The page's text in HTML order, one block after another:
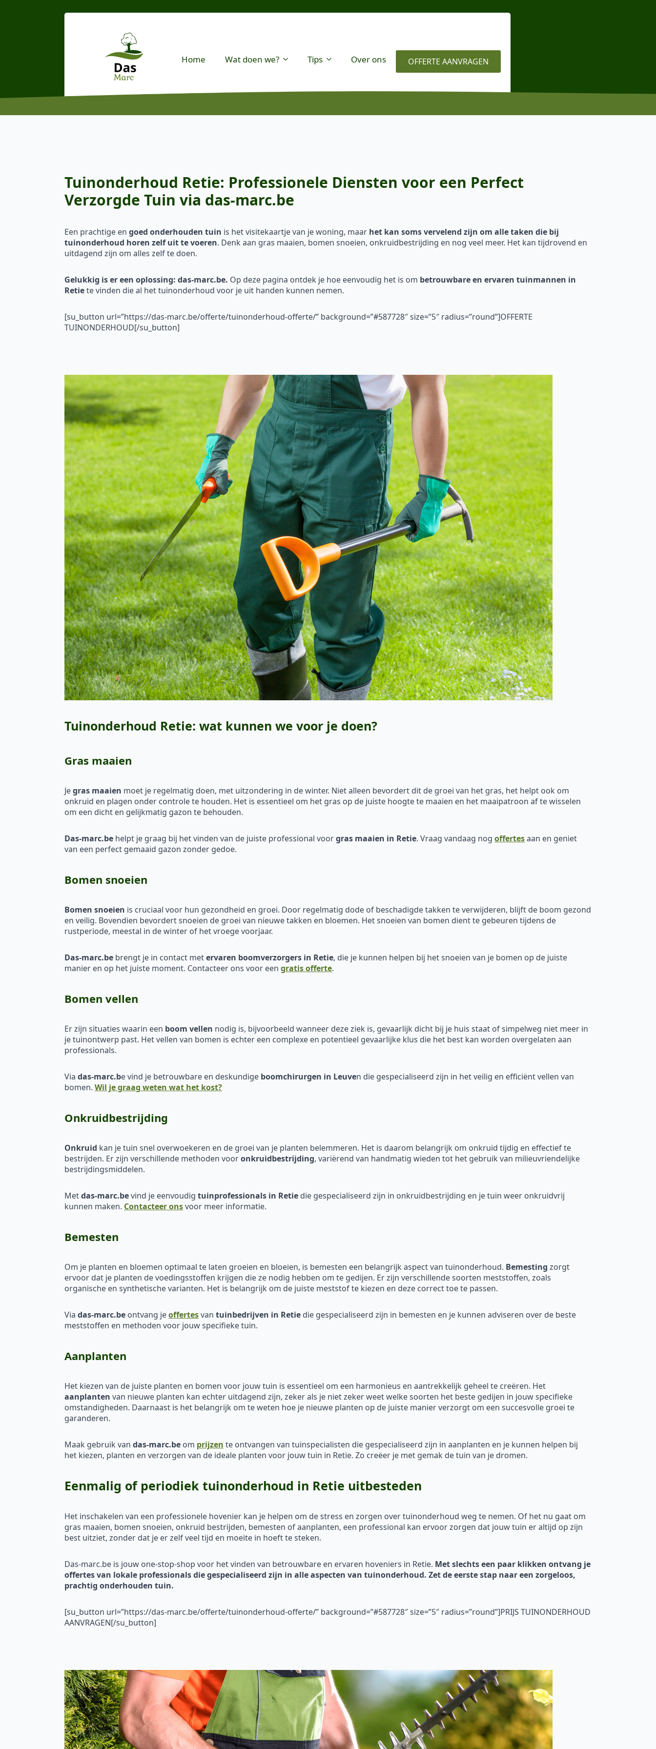
Home Wat doen we? Tips Over ons OFFERTE AANVRAGEN
Tuinonderhoud Retie: Professionele Diensten voor een Perfect
Verzorgde Tuin via das-marc.be
Een prachtige en goed onderhouden tuin is het visitekaartje van je woning, maar het kan soms vervelend zijn om alle taken die bij
tuinonderhoud horen zelf uit te voeren. Denk aan gras maaien, bomen snoeien, onkruidbestrijding en nog veel meer. Het kan tijdrovend en
uitdagend zijn om alles zelf te doen.
Gelukkig is er een oplossing: das-marc.be. Op deze pagina ontdek je hoe eenvoudig het is om betrouwbare en ervaren tuinmannen in
Retiete vinden die al het tuinonderhoud voor je uit handen kunnen nemen.
[su_button url=”https://das-marc.be/offerte/tuinonderhoud-offerte/” background=”#587728″ size=”5″ radius=”round”]OFFERTE
TUINONDERHOUD[/su_button]
Tuinonderhoud Retie: wat kunnen we voor je doen?
Gras maaien
Jegras maaien moet je regelmatig doen, met uitzondering in de winter. Niet alleen bevordert dit de groei van het gras, het helpt ook om
onkruid en plagen onder controle te houden. Het is essentieel om het gras op de juiste hoogte te maaien en het maaipatroon af te wisselen
om een dicht en gelijkmatig gazon te behouden.
Das-marc.be helpt je graag bij het vinden van de juiste professional voorgras maaien in Retie. Vraag vandaag nog offertesaan en geniet
van een perfect gemaaid gazon zonder gedoe.
Bomen snoeien
Bomen snoeien is cruciaal voor hun gezondheid en groei. Door regelmatig dode of beschadigde takken te verwijderen, blijft de boom gezond
en veilig. Bovendien bevordert snoeien de groei van nieuwe takken en bloemen. Het snoeien van bomen dient te gebeuren tijdens de
rustperiode, meestal in de winter of het vroege voorjaar.
Das-marc.be brengt je in contact metervaren boomverzorgers in Retie, die je kunnen helpen bij het snoeien van je bomen op de juiste
manier en op het juiste moment. Contacteer ons voor een gratis offerte.
Bomen vellen
Er zijn situaties waarin een boom vellen nodig is, bijvoorbeeld wanneer deze ziek is, gevaarlijk dicht bij je huis staat of simpelweg niet meer in
je tuinontwerp past. Het vellen van bomen is echter een complexe en potentieel gevaarlijke klus die het best kan worden overgelaten aan
professionals.
Via das-marc.be vind je betrouwbare en deskundige boomchirurgen in Leuven die gespecialiseerd zijn in het veilig en efficiënt vellen van
bomen. Wil je graag weten wat het kost?
Onkruidbestrijding
Onkruid kan je tuin snel overwoekeren en de groei van je planten belemmeren. Het is daarom belangrijk om onkruid tijdig en effectief te
bestrijden. Er zijn verschillende methoden vooronkruidbestrijding, variërend van handmatig wieden tot het gebruik van milieuvriendelijke
bestrijdingsmiddelen.
Metdas-marc.bevind je eenvoudig tuinprofessionals in Retie die gespecialiseerd zijn in onkruidbestrijding en je tuin weer onkruidvrij
kunnen maken. Contacteer onsvoor meer informatie.
Bemesten
Om je planten en bloemen optimaal te laten groeien en bloeien, is bemesten een belangrijk aspect van tuinonderhoud. Bemesting zorgt
ervoor dat je planten de voedingsstoffen krijgen die ze nodig hebben om te gedijen. Er zijn verschillende soorten meststoffen, zoals
organische en synthetische varianten. Het is belangrijk om de juiste meststof te kiezen en deze correct toe te passen.
Via das-marc.be ontvang jeoffertesvan tuinbedrijven in Retie die gespecialiseerd zijn in bemesten en je kunnen adviseren over de beste
meststoffen en methoden voor jouw specifieke tuin.
Aanplanten
Het kiezen van de juiste planten en bomen voor jouw tuin is essentieel om een harmonieus en aantrekkelijk geheel te creëren. Het
aanplanten van nieuwe planten kan echter uitdagend zijn, zeker als je niet zeker weet welke soorten het beste gedijen in jouw specifieke
omstandigheden. Daarnaast is het belangrijk om te weten hoe je nieuwe planten op de juiste manier verzorgt om een succesvolle groei te
garanderen.
Maak gebruik van das-marc.be om prijzen te ontvangen van tuinspecialisten die gespecialiseerd zijn in aanplanten en je kunnen helpen bij
het kiezen, planten en verzorgen van de ideale planten voor jouw tuin in Retie. Zo creëer je met gemak de tuin van je dromen.
Eenmalig of periodiek tuinonderhoud in Retie uitbesteden
Het inschakelen van een professionele hovenier kan je helpen om de stress en zorgen over tuinonderhoud weg te nemen. Of het nu gaat om
gras maaien, bomen snoeien, onkruid bestrijden, bemesten of aanplanten, een professional kan ervoor zorgen dat jouw tuin er altijd op zijn
best uitziet, zonder dat je er zelf veel tijd en moeite in hoeft te steken.
Das-marc.be is jouw one-stop-shop voor het vinden van betrouwbare en ervaren hoveniers in Retie. Met slechts een paar klikken ontvang je
offertes van lokale professionals die gespecialiseerd zijn in alle aspecten van tuinonderhoud. Zet de eerste stap naar een zorgeloos,
prachtig onderhouden tuin.
[su_button url=”https://das-marc.be/offerte/tuinonderhoud-offerte/” background=”#587728″ size=”5″ radius=”round”]PRIJS TUINONDERHOUD
AANVRAGEN[/su_button]